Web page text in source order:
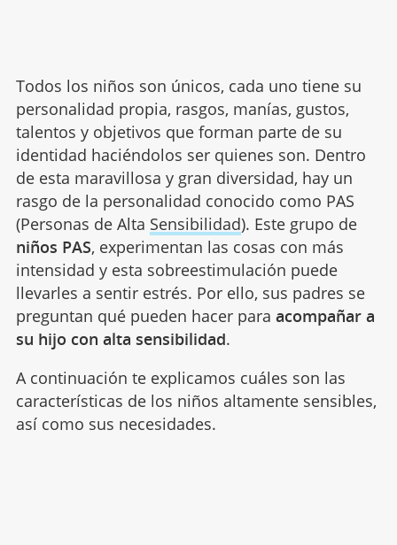
Todos los niños son únicos, cada uno tiene su
personalidad propia, rasgos, manías, gustos,
talentos y objetivos que forman parte de su
identidad haciéndolos ser quienes son. Dentro
de esta maravillosa y gran diversidad, hay un
rasgo de la personalidad conocido como PAS
(Personas de Alta Sensibilidad). Este grupo de
niños PAS, experimentan las cosas con más
intensidad y esta sobreestimulación puede
llevarles a sentir estrés. Por ello, sus padres se
preguntan qué pueden hacer para acompañar a
su hijo con alta sensibilidad.
A continuación te explicamos cuáles son las
características de los niños altamente sensibles,
así como sus necesidades.